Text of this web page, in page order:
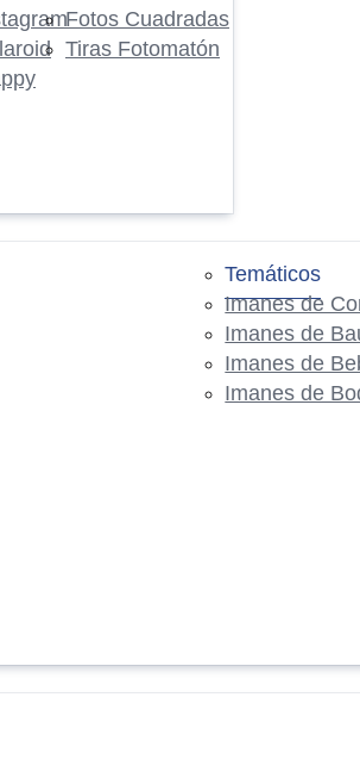
Fotos Cuadradas
Tiras Fotomatón
Temáticos
Imanes de
Imanes de
Imanes de
Imanes de